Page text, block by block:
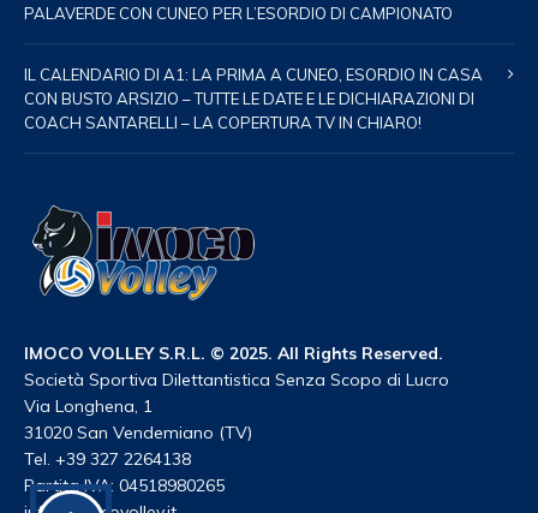
PALAVERDE CON CUNEO PER L’ESORDIO DI CAMPIONATO
IL CALENDARIO DI A1: LA PRIMA A CUNEO, ESORDIO IN CASA
CON BUSTO ARSIZIO – TUTTE LE DATE E LE DICHIARAZIONI DI
COACH SANTARELLI – LA COPERTURA TV IN CHIARO!
IMOCO VOLLEY S.R.L. © 2025. All Rights Reserved.
Società Sportiva Dilettantistica Senza Scopo di Lucro
Via Longhena, 1
31020 San Vendemiano (TV)
Tel. +39 327 2264138
Partita IVA: 04518980265